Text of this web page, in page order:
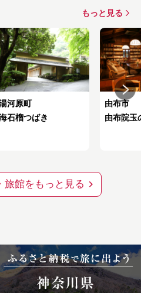
もっと見る
河原町
石榴つばき
由布市
由布院玉
旅館をもっと見る